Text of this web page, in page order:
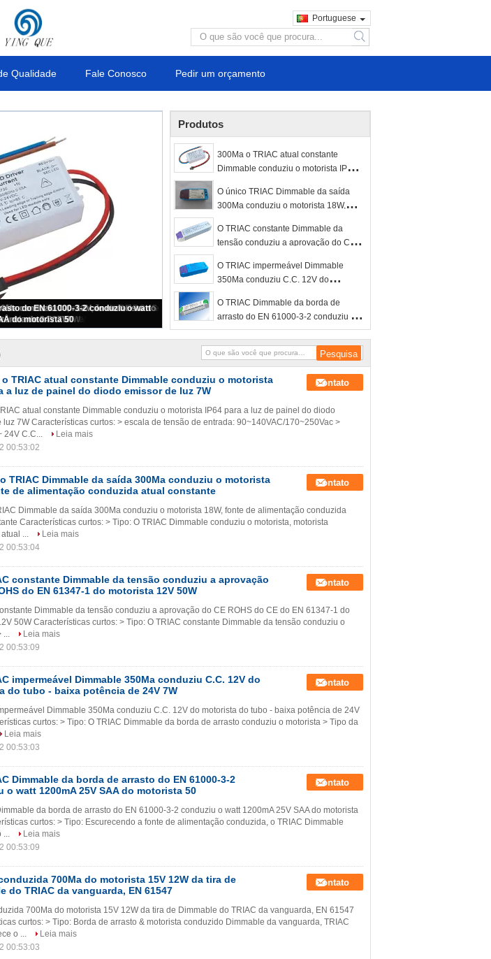
Portuguese
search
Qualidade Fale Conosco Pedir um orçamento
conduziu o motorista IP64 para a
emissor de luz 7W
Produtos
300Ma o TRIAC atual constante
Dimmable conduziu o motorista IP64
de luz 7W
O único TRIAC Dimmable da saída
300Ma conduziu o motorista 18W,
constante
O TRIAC constante Dimmable da
tensão conduziu a aprovação do CE
12V 50W
O TRIAC impermeável Dimmable
350Ma conduziu C.C. 12V do
24V 7W
O TRIAC Dimmable da borda de
arrasto do EN 61000-3-2 conduziu o
watt 1200mA 25V SAA do motorista 50
o TRIAC atual constante Dimmable conduziu o motorista
a luz de painel do diodo emissor de luz 7W
Contato
atual constante Dimmable conduziu o motorista IP64 para a luz de painel do diodo
luz 7W Características curtos: > escala de tensão de entrada: 90~140VAC/170~250Vac >
24V C.C...
Leia mais
00:53:02
TRIAC Dimmable da saída 300Ma conduziu o motorista
de alimentação conduzida atual constante
Contato
Dimmable da saída 300Ma conduziu o motorista 18W, fonte de alimentação conduzida
Características curtos: > Tipo: O TRIAC Dimmable conduziu o motorista, motorista
...
Leia mais
00:53:04
constante Dimmable da tensão conduziu a aprovação
do EN 61347-1 do motorista 12V 50W
Contato
Dimmable da tensão conduziu a aprovação do CE ROHS do CE do EN 61347-1 do
50W Características curtos: > Tipo: O TRIAC constante Dimmable da tensão conduziu o
...
Leia mais
00:53:09
impermeável Dimmable 350Ma conduziu C.C. 12V do
do tubo - baixa potência de 24V 7W
Contato
Dimmable 350Ma conduziu C.C. 12V do motorista do tubo - baixa potência de 24V
curtos: > Tipo: O TRIAC Dimmable da borda de arrasto conduziu o motorista > Tipo da
Leia mais
00:53:03
Dimmable da borda de arrasto do EN 61000-3-2
o watt 1200mA 25V SAA do motorista 50
Contato
da borda de arrasto do EN 61000-3-2 conduziu o watt 1200mA 25V SAA do motorista
curtos: > Tipo: Escurecendo a fonte de alimentação conduzida, o TRIAC Dimmable
...
Leia mais
00:53:09
700Ma do motorista 15V 12W da tira de
do TRIAC da vanguarda, EN 61547
Contato
700Ma do motorista 15V 12W da tira de Dimmable do TRIAC da vanguarda, EN 61547
curtos: > Tipo: Borda de arrasto & motorista conduzido Dimmable da vanguarda, TRIAC
o ...
Leia mais
00:53:03